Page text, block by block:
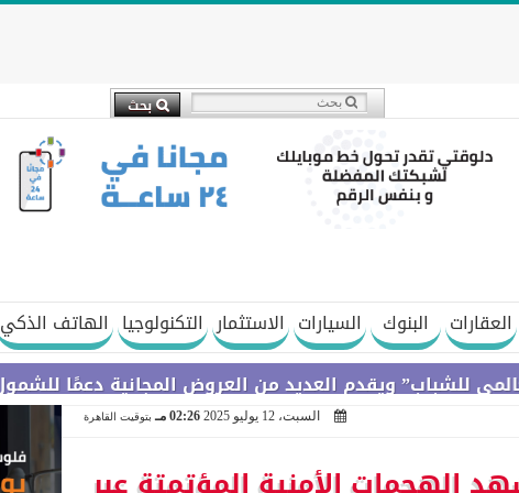
العقارات البنوك السيارات الاستثمار التكنولوجيا الهاتف الذكي
ويقدم العديد من العروض المجانية دعمًا للشمول المالي
السبت، 12 يوليو 2025 02:26 مـ بتوقيت القاهرة